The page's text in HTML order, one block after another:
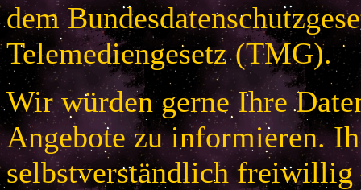
dem
Telemediengesetz (TMG).
Wir würden gerne Ihre
Angebote zu informieren.
selbstverständlich